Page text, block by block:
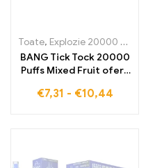
Toate, Explozie 20000 Pufuri
BANG Tick Tock 20000
Puffs Mixed Fruit oferă
fructe diverse pentru o
€7,31 - €10,44